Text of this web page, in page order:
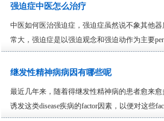
强迫症中医怎么治疗
中医如何医治强迫症，强迫症虽然说不象其他
常大，强迫症是以强迫观念和强迫动作为主要
继发性精神病病因有哪些呢
最近几年来，随着得继发性精神病的患者愈来
诱发这类disease疾病的factor因素，以便对这些